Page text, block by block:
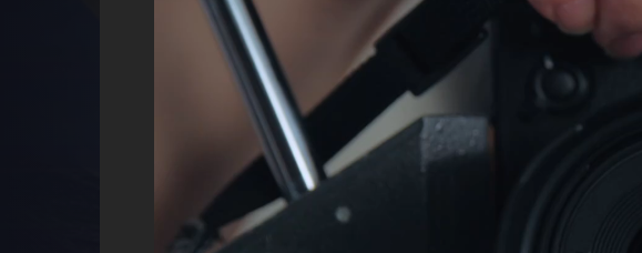
Серія 3
Серія 4
Серія 5
Серія 6
Серія 7